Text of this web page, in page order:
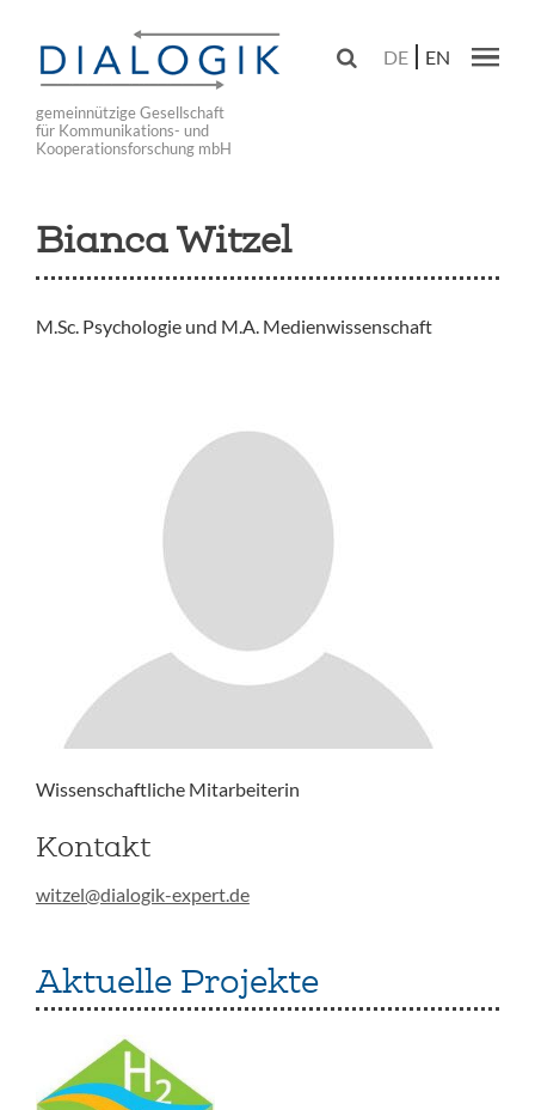
main
navigation
gemeinnützige Gesellschaft
für Kommunikations- und
Kooperationsforschung mbH
 DE EN
Bianca Witzel
M.Sc. Psychologie und M.A. Medienwissenschaft
Wissenschaftliche Mitarbeiterin
Kontakt
witzel@dialogik-expert.de
Aktuelle Projekte